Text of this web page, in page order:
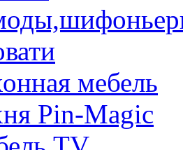
мебель
Pin-Magic